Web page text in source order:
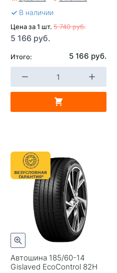
В наличии
Цена за 1 шт. 5 740 руб.
5 166 руб.
Итого: 5 166 руб.
Автошина 185/60-14
Gislaved EcoControl 82H